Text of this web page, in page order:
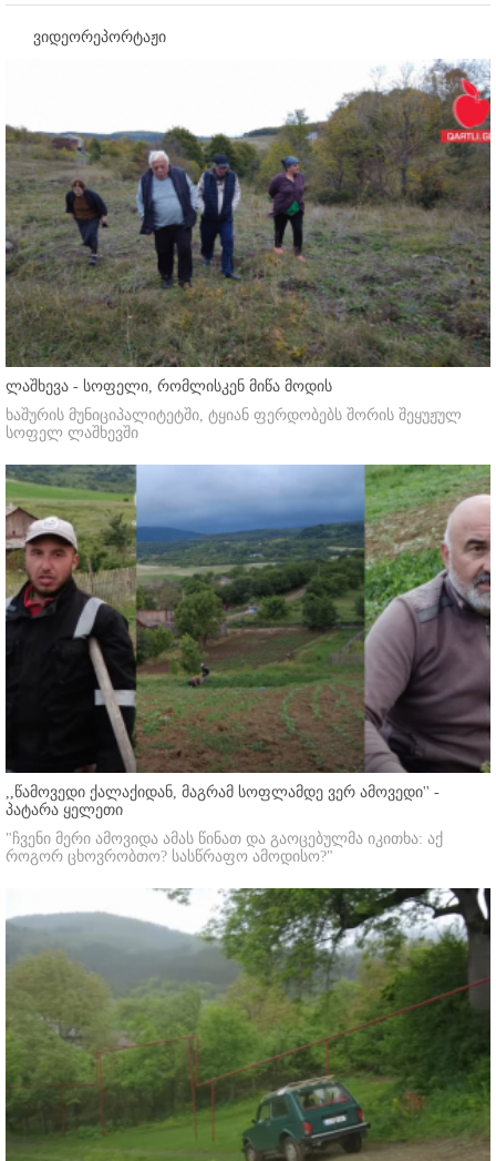
ვიდეორეპორტაჟი
ლაშხევა - სოფელი, რომლისკენ მიწა მოდის
ხაშურის მუნიციპალიტეტში, ტყიან ფერდობებს შორის შეყუჟულ
სოფელ ლაშხევში
,,წამოვედი ქალაქიდან, მაგრამ სოფლამდე ვერ ამოვედი'' -
პატარა ყელეთი
"ჩვენი მერი ამოვიდა ამას წინათ და გაოცებულმა იკითხა: აქ
როგორ ცხოვრობთო? სასწრაფო ამოდისო?"